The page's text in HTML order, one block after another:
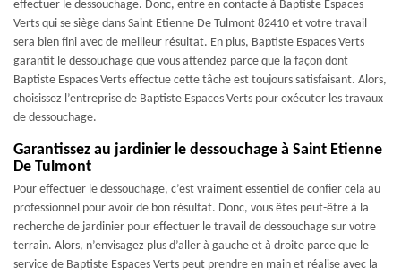
effectuer le dessouchage. Donc, entre en contacte à Baptiste Espaces
Verts qui se siège dans Saint Etienne De Tulmont 82410 et votre travail
sera bien fini avec de meilleur résultat. En plus, Baptiste Espaces Verts
garantit le dessouchage que vous attendez parce que la façon dont
Baptiste Espaces Verts effectue cette tâche est toujours satisfaisant. Alors,
choisissez l’entreprise de Baptiste Espaces Verts pour exécuter les travaux
de dessouchage.
Garantissez au jardinier le dessouchage à Saint Etienne
De Tulmont
Pour effectuer le dessouchage, c’est vraiment essentiel de confier cela au
professionnel pour avoir de bon résultat. Donc, vous êtes peut-être à la
recherche de jardinier pour effectuer le travail de dessouchage sur votre
terrain. Alors, n’envisagez plus d’aller à gauche et à droite parce que le
service de Baptiste Espaces Verts peut prendre en main et réalise avec la